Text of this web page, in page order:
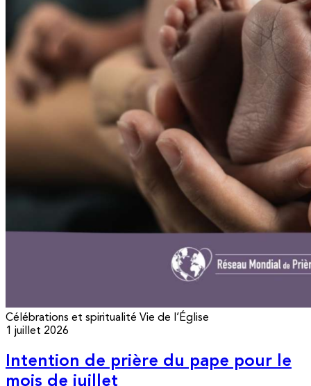
Célébrations et spiritualité Vie de l’Église
1 juillet 2026
Intention de prière du pape pour le
mois de juillet